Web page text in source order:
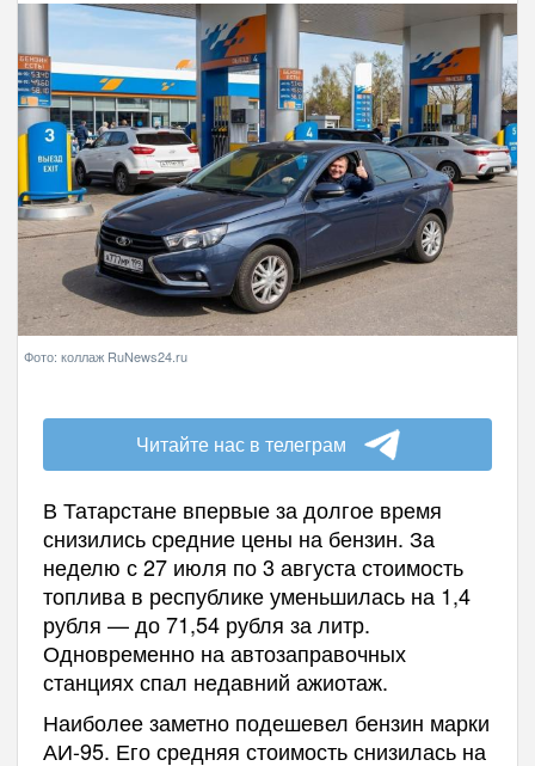
Фото: коллаж RuNews24.ru
Читайте нас в телеграм
В Татарстане впервые за долгое время
снизились средние цены на бензин. За
неделю с 27 июля по 3 августа стоимость
топлива в республике уменьшилась на 1,4
рубля — до 71,54 рубля за литр.
Одновременно на автозаправочных
станциях спал недавний ажиотаж.
Наиболее заметно подешевел бензин марки
АИ-95. Его средняя стоимость снизилась на